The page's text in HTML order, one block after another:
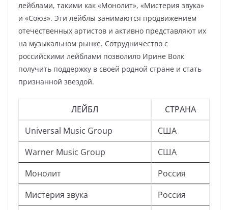
лейблами, такими как «Монолит», «Мистерия звука»
и «Союз». Эти лейблы занимаются продвижением
отечественных артистов и активно представляют их
на музыкальном рынке. Сотрудничество с
российскими лейблами позволило Ирине Волк
получить поддержку в своей родной стране и стать
признанной звездой.
ЛЕЙБЛ
СТРАНА
Universal Music Group
США
Warner Music Group
США
Монолит
Россия
Мистерия звука
Россия